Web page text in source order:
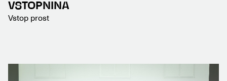
VSTOPNINA
Vstop prost